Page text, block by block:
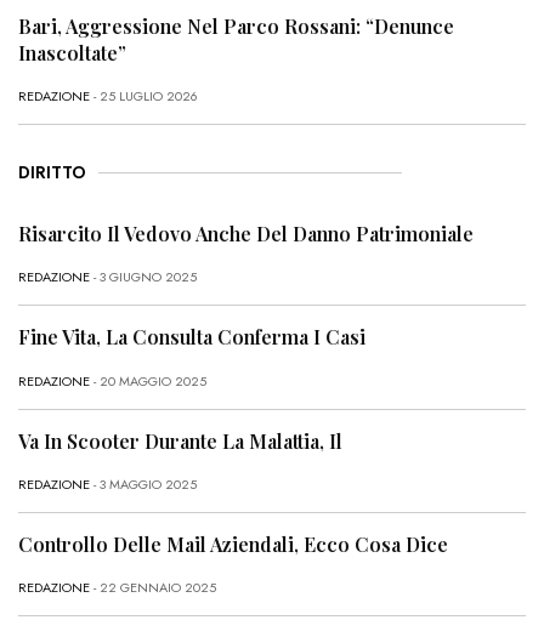
Bari, Aggressione Nel Parco Rossani: “Denunce
Inascoltate”
REDAZIONE- 25 LUGLIO 2026
DIRITTO
Risarcito Il Vedovo Anche Del Danno Patrimoniale
REDAZIONE- 3 GIUGNO 2025
Fine Vita, La Consulta Conferma I Casi
REDAZIONE- 20 MAGGIO 2025
Va In Scooter Durante La Malattia, Il
REDAZIONE- 3 MAGGIO 2025
Controllo Delle Mail Aziendali, Ecco Cosa Dice
REDAZIONE- 22 GENNAIO 2025